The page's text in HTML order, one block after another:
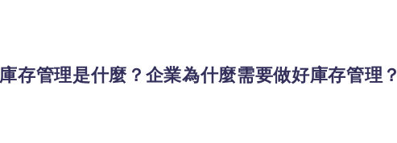
存管理是什麼？企業為什麼需要做好庫存管理？